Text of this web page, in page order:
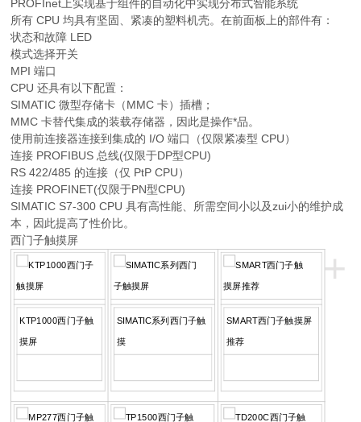
PROFInet上实现基于组件的自动化中实现分布式智能系统
所有 CPU 均具有坚固、紧凑的塑料机壳。在前面板上的部件有：
状态和故障 LED
模式选择开关
MPI 端口
CPU 还具有以下配置：
SIMATIC 微型存储卡（MMC 卡）插槽；
MMC 卡替代集成的装载存储器，因此是操作*品。
使用前连接器连接到集成的 I/O 端口（仅限紧凑型 CPU）
连接 PROFIBUS 总线(仅限于DP型CPU)
RS 422/485 的连接（仅 PtP CPU）
连接 PROFINET(仅限于PN型CPU)
SIMATIC S7-300 CPU 具有高性能、所需空间小以及zui小的维护成
本，因此提高了性价比。
西门子触摸屏
+
KTP1000西门子触
摸屏
SIMATIC系列西门子触
摸
SMART西门子触摸屏
推荐